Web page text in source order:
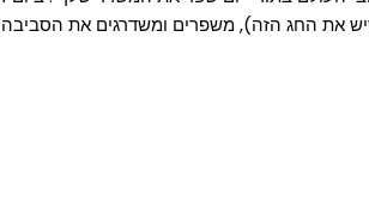
את החג הזה), משפרים ומשדרגים את